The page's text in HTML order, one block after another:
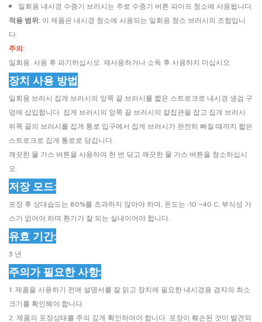
일회용 내시경 수증기 브러시는 주로 수증기 버튼 파이프 청소에 사용됩니다.
적용 범위: 이 제품은 내시경 청소에 사용되는 일회용 청소 브러시의 조합입니
다.
주의:
일회용. 사용 후 파기하십시오. 재사용하거나 소독 후 사용하지 마십시오.
장치 사용 방법
일회용 브러시 집게 브러시의 앞쪽 끝 브러시를 짧은 스트로크로 내시경 생검 구
멍에 삽입합니다. 집게 브러시의 앞쪽 끝 브러시의 칼집관을 잡고 집게 브러시
뒤쪽 끝의 브러시를 집게 통로 입구에서 집게 브러시가 완전히 빠질 때까지 짧은
스트로크로 집게 통로로 당깁니다.
깨끗한 물 가스 버튼을 사용하여 한 번 닦고 깨끗한 물 가스 버튼을 청소하십시
오.
저장 모드:
포장 후 상대습도는 80%를 초과하지 않아야 하며, 온도는 -10 ~40 C, 부식성 가
스가 없어야 하며 환기가 잘 되는 실내이어야 합니다.
유효 기간:
3 년
주의가 필요한 사항:
1. 제품을 사용하기 전에 설명서를 잘 읽고 장치에 필요한 내시경용 겸자의 최소
크기를 확인해야 합니다.
2. 제품의 포장상태를 주의 깊게 확인하여야 합니다. 포장이 훼손된 것이 발견되